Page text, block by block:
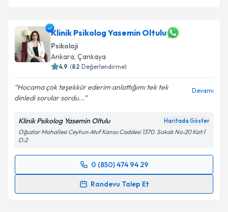
Klinik Psikolog Yasemin Oltulu
Psikoloji
Ankara, Çankaya
4.9 (82 Değerlendirme)
Hocama çok teşekkür ederim anlattığımı tek tek
dinledi sorular sordu...
Devamı
Klinik Psikolog Yasemin Oltulu Haritada Göster
Oğuzlar Mahallesi Ceyhun Atuf Kansu Caddesi 1370. Sokak No:20 Kat:1
D:2
0 (850) 474 94 29
Randevu Talep Et
Randevu Takvimi Talebi